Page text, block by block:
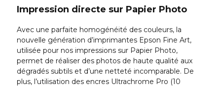
Impression directe sur Papier Photo
Avec une parfaite homogénéité des couleurs, la
nouvelle génération d’imprimantes Epson Fine Art,
utilisée pour nos impressions sur Papier Photo,
permet de réaliser des photos de haute qualité aux
dégradés subtils et d’une netteté incomparable. De
plus, l’utilisation des encres Ultrachrome Pro (10